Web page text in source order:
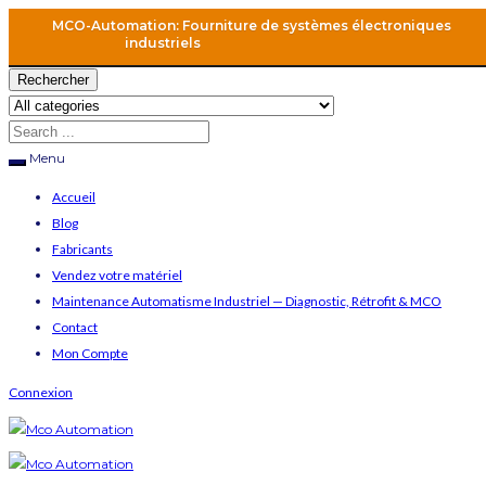
MCO-Automation: Fourniture de systèmes électroniques
industriels
Rechercher
Menu
Accueil
Blog
Fabricants
Vendez votre matériel
Maintenance Automatisme Industriel — Diagnostic, Rétrofit & MCO
Contact
Mon Compte
Connexion